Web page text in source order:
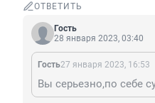
ОТВЕТИТЬ
Гость
28 января 2023, 03:40
Гость27 января 2023, 16:53
Вы серьезно,по себе